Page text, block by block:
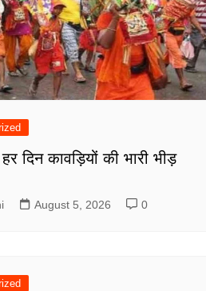
हर दिन कावड़ियों की भारी भीड़
August 5, 2026 0